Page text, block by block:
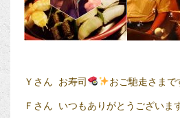
Ｙさん お寿司 おご馳走さまで
Ｆさん いつもありがとうございま